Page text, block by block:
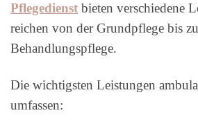
Pflegedienst bieten verschiedene
reichen von der Grundpflege bis
Behandlungspflege.
Die wichtigsten Leistungen
umfassen: